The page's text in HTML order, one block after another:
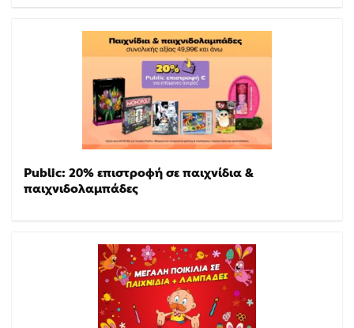
Public: 20% επιστροφή σε παιχνίδια &
παιχνιδολαμπάδες